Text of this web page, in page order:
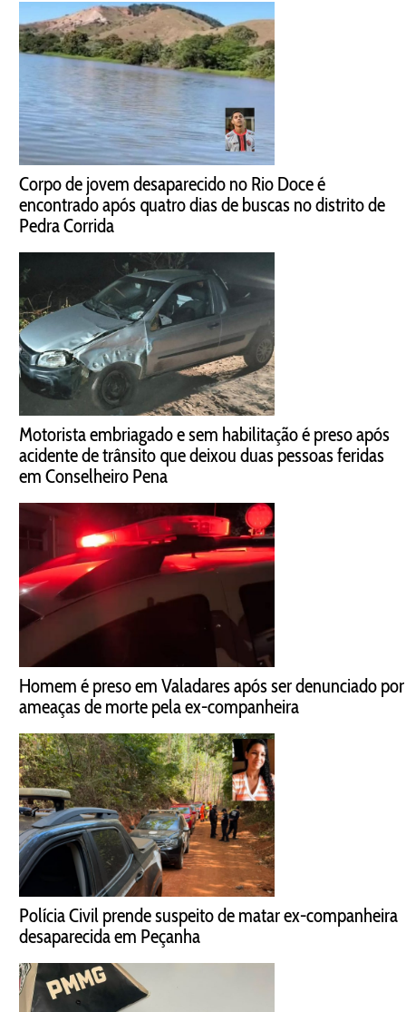
Corpo de jovem desaparecido no Rio Doce é
encontrado após quatro dias de buscas no distrito de
Pedra Corrida
Motorista embriagado e sem habilitação é preso após
acidente de trânsito que deixou duas pessoas feridas
em Conselheiro Pena
Homem é preso em Valadares após ser denunciado por
ameaças de morte pela ex-companheira
Polícia Civil prende suspeito de matar ex-companheira
desaparecida em Peçanha